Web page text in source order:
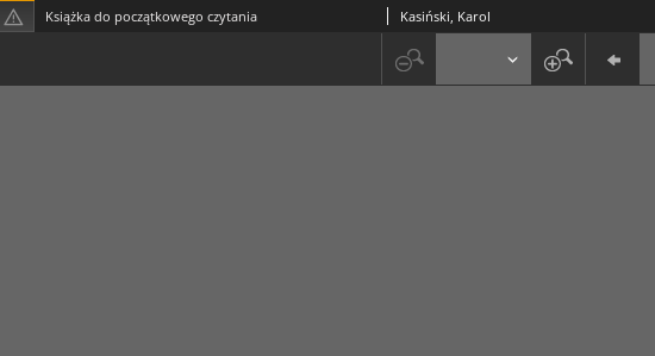
Książka do początkowego czytania Kasiński, Karol